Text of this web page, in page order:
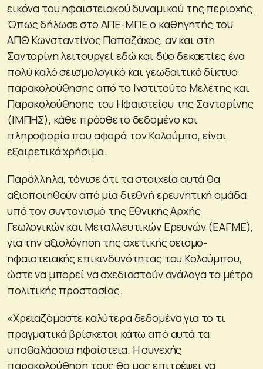
εικόνα του ηφαιστειακού δυναμικού της περιοχής.
Όπως δήλωσε στο ΑΠΕ-ΜΠΕ ο καθηγητής του
ΑΠΘ Κωνσταντίνος Παπαζάχος, αν και στη
Σαντορίνη λειτουργεί εδώ και δύο δεκαετίες ένα
πολύ καλό σεισμολογικό και γεωδαιτικό δίκτυο
παρακολούθησης από το Ινστιτούτο Μελέτης και
Παρακολούθησης του Ηφαιστείου της Σαντορίνης
(ΙΜΠΗΣ), κάθε πρόσθετο δεδομένο και
πληροφορία που αφορά τον Κολούμπο, είναι
εξαιρετικά χρήσιμα.
Παράλληλα, τόνισε ότι τα στοιχεία αυτά θα
αξιοποιηθούν από μία διεθνή ερευνητική ομάδα,
υπό τον συντονισμό της Εθνικής Αρχής
Γεωλογικών και Μεταλλευτικών Ερευνών (ΕΑΓΜΕ),
για την αξιολόγηση της σχετικής σεισμο-
ηφαιστειακής επικινδυνότητας του Κολούμπου,
ώστε να μπορεί να σχεδιαστούν ανάλογα τα μέτρα
πολιτικής προστασίας.
«Χρειαζόμαστε καλύτερα δεδομένα για το τι
πραγματικά βρίσκεται κάτω από αυτά τα
υποθαλάσσια ηφαίστεια. Η συνεχής
παρακολούθηση τους θα μας επιτρέψει να